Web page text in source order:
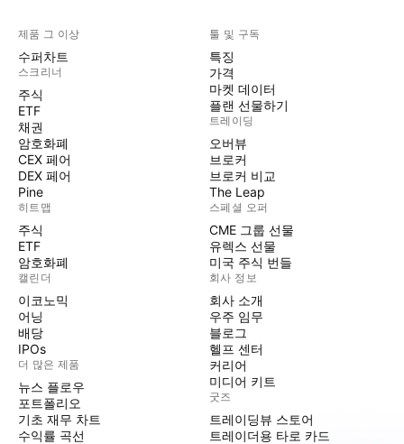
제품 그 이상
수퍼차트
스크리너
주식
ETF
채권
암호화폐
CEX 페어
DEX 페어
Pine
히트맵
주식
ETF
암호화폐
캘린더
이코노믹
어닝
배당
IPOs
더 많은 제품
뉴스 플로우
포트폴리오
기초 재무 차트
수익률 곡선
툴 및 구독
특징
가격
마켓 데이터
플랜 선물하기
트레이딩
오버뷰
브로커
브로커 비교
The Leap
스페셜 오퍼
CME 그룹 선물
유렉스 선물
미국 주식 번들
회사 정보
회사 소개
우주 임무
블로그
헬프 센터
커리어
미디어 키트
굿즈
트레이딩뷰 스토어
트레이더용 타로 카드